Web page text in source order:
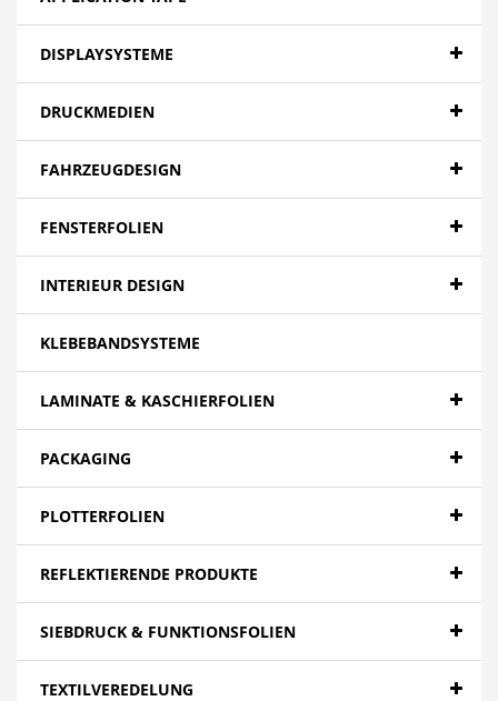
DISPLAYSYSTEME
DRUCKMEDIEN
FAHRZEUGDESIGN
FENSTERFOLIEN
INTERIEUR DESIGN
KLEBEBANDSYSTEME
LAMINATE & KASCHIERFOLIEN
PACKAGING
PLOTTERFOLIEN
REFLEKTIERENDE PRODUKTE
SIEBDRUCK & FUNKTIONSFOLIEN
TEXTILVEREDELUNG